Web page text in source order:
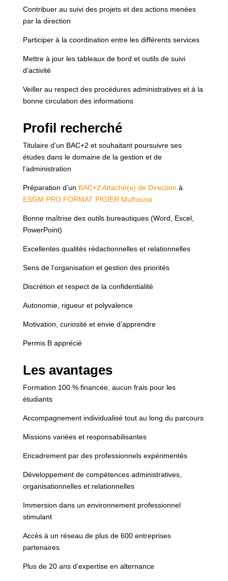
Contribuer au suivi des projets et des actions menées
par la direction
Participer à la coordination entre les différents services
Mettre à jour les tableaux de bord et outils de suivi
d’activité
Veiller au respect des procédures administratives et à la
bonne circulation des informations
Profil recherché
Titulaire d’un BAC+2 et souhaitant poursuivre ses
études dans le domaine de la gestion et de
l’administration
Préparation d’un BAC+2 Attaché(e) de Direction à
ESGM PRO FORMAT PIGIER Mulhouse
Bonne maîtrise des outils bureautiques (Word, Excel,
PowerPoint)
Excellentes qualités rédactionnelles et relationnelles
Sens de l’organisation et gestion des priorités
Discrétion et respect de la confidentialité
Autonomie, rigueur et polyvalence
Motivation, curiosité et envie d’apprendre
Permis B apprécié
Les avantages
Formation 100 % financée, aucun frais pour les
étudiants
Accompagnement individualisé tout au long du parcours
Missions variées et responsabilisantes
Encadrement par des professionnels expérimentés
Développement de compétences administratives,
organisationnelles et relationnelles
Immersion dans un environnement professionnel
stimulant
Accès à un réseau de plus de 600 entreprises
partenaires
Plus de 20 ans d’expertise en alternance